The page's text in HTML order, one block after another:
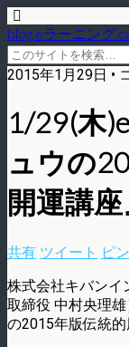
blog.eラーニング
2015年1月29日 •
1/29(木
ュウの
開運講座
共有 ツイート ピン
株式会社キバンイ
取締役 中村央理
の2015年版伝統的